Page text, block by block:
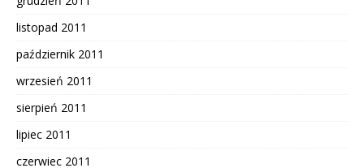
listopad 2011
październik 2011
wrzesień 2011
sierpień 2011
lipiec 2011
czerwiec 2011